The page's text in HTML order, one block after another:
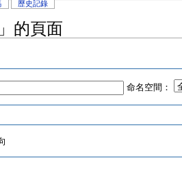
歷史記錄
的頁面
命名空間：